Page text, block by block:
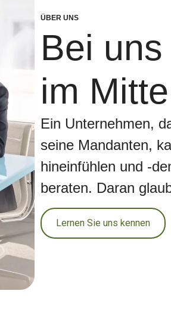
ÜBER UNS
Bei
im
Ein Unternehmen,
seine Mandanten,
hineinfühlen und -
beraten. Daran
Lernen Sie uns kennen